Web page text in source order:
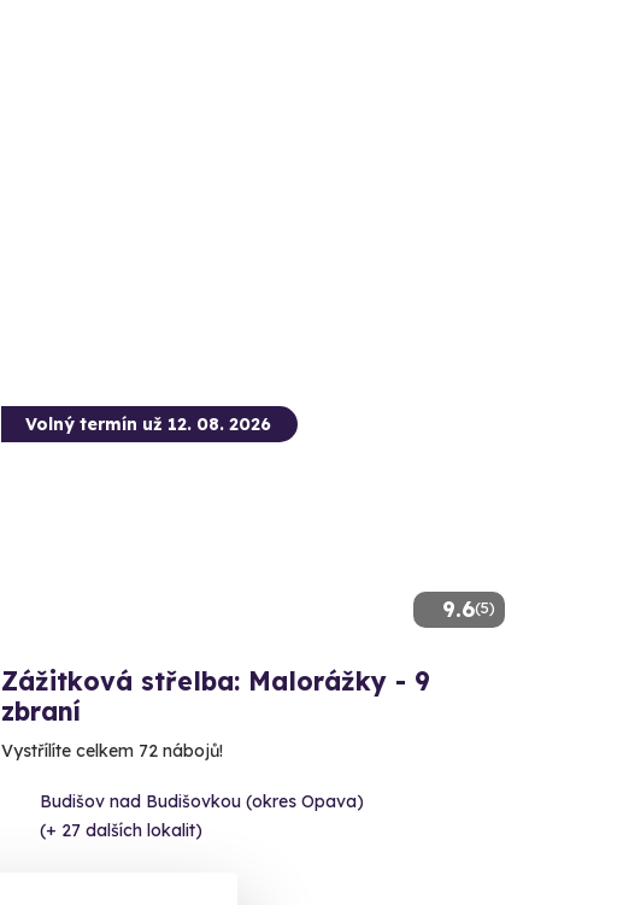
9.6(5)
Volný termín už 12. 08. 2026
Zážitková střelba: Malorážky - 9
zbraní
Vystřílíte celkem 72 nábojů!
Budišov nad Budišovkou (okres Opava)
(+ 27 dalších lokalit)